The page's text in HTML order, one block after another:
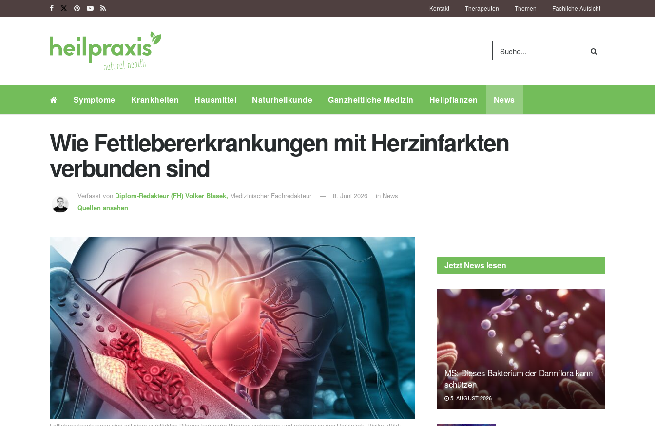
Kontakt Therapeuten Themen Fachliche Aufsicht
Symptome Krankheiten Hausmittel Naturheilkunde Ganzheitliche Medizin Heilpflanzen News
Wie Fettlebererkrankungen mit Herzinfarkten
verbunden sind
Verfasst von Diplom-Redakteur (FH) Volker Blasek, Medizinischer Fachredakteur
Quellen ansehen
8. Juni 2026 in News
Jetzt News lesen
MS: Dieses Bakterium der Darmflora kann
schützen
5. AUGUST 2026